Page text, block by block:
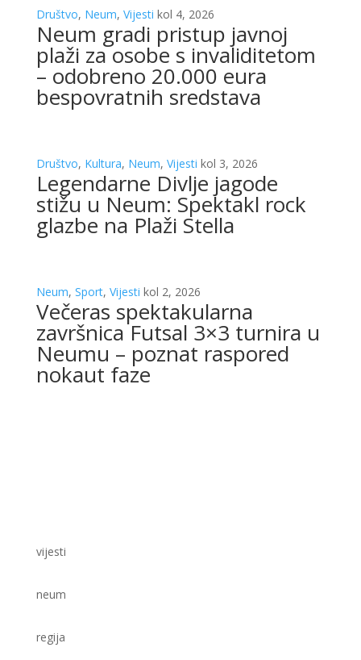
Društvo, Neum, Vijesti kol 4, 2026
Neum gradi pristup javnoj
plaži za osobe s invaliditetom
– odobreno 20.000 eura
bespovratnih sredstava
Društvo, Kultura, Neum, Vijesti kol 3, 2026
Legendarne Divlje jagode
stižu u Neum: Spektakl rock
glazbe na Plaži Stella
Neum, Sport, Vijesti kol 2, 2026
Večeras spektakularna
završnica Futsal 3×3 turnira u
Neumu – poznat raspored
nokaut faze
vijesti
neum
regija